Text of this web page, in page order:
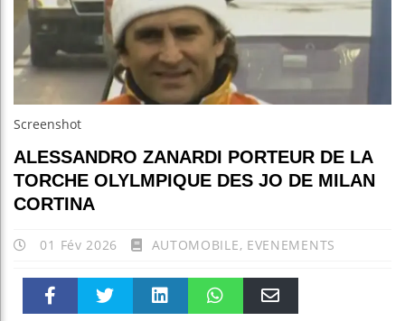
Screenshot
ALESSANDRO ZANARDI PORTEUR DE LA
TORCHE OLYLMPIQUE DES JO DE MILAN
CORTINA
01 Fév 2026 AUTOMOBILE, EVENEMENTS